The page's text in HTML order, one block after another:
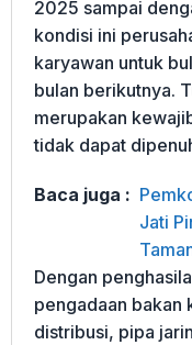
2025 sampai
kondisi ini
karyawan untuk
bulan berikutnya.
merupakan
tidak dapat
Baca juga :
Jati
Dengan
pengadaan bakan
distribusi, pipa